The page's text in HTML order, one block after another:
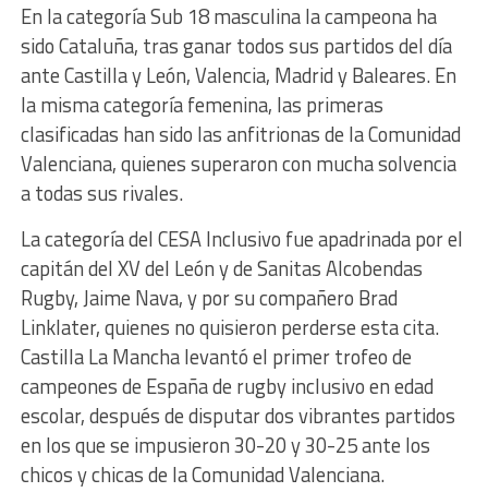
En la categoría Sub 18 masculina la campeona ha
sido Cataluña, tras ganar todos sus partidos del día
ante Castilla y León, Valencia, Madrid y Baleares. En
la misma categoría femenina, las primeras
clasificadas han sido las anfitrionas de la Comunidad
Valenciana, quienes superaron con mucha solvencia
a todas sus rivales.
La categoría del CESA Inclusivo fue apadrinada por el
capitán del XV del León y de Sanitas Alcobendas
Rugby, Jaime Nava, y por su compañero Brad
Linklater, quienes no quisieron perderse esta cita.
Castilla La Mancha levantó el primer trofeo de
campeones de España de rugby inclusivo en edad
escolar, después de disputar dos vibrantes partidos
en los que se impusieron 30-20 y 30-25 ante los
chicos y chicas de la Comunidad Valenciana.